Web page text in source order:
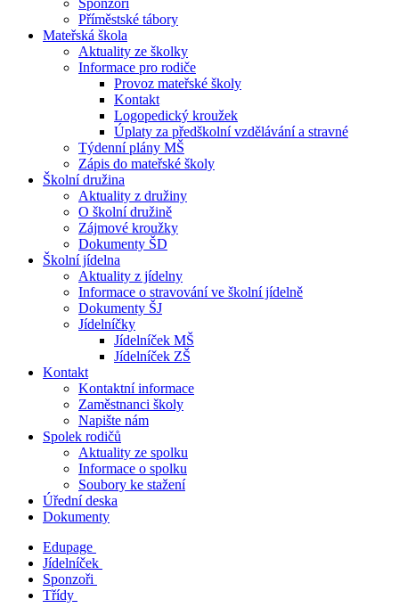
Sponzoři
Příměstské tábory
Mateřská škola
Aktuality ze školky
Informace pro rodiče
Provoz mateřské školy
Kontakt
Logopedický kroužek
Úplaty za předškolní vzdělávání a stravné
Týdenní plány MŠ
Zápis do mateřské školy
Školní družina
Aktuality z družiny
O školní družině
Zájmové kroužky
Dokumenty ŠD
Školní jídelna
Aktuality z jídelny
Informace o stravování ve školní jídelně
Dokumenty ŠJ
Jídelníčky
Jídelníček MŠ
Jídelníček ZŠ
Kontakt
Kontaktní informace
Zaměstnanci školy
Napište nám
Spolek rodičů
Aktuality ze spolku
Informace o spolku
Soubory ke stažení
Úřední deska
Dokumenty
Edupage
Jídelníček
Sponzoři
Třídy